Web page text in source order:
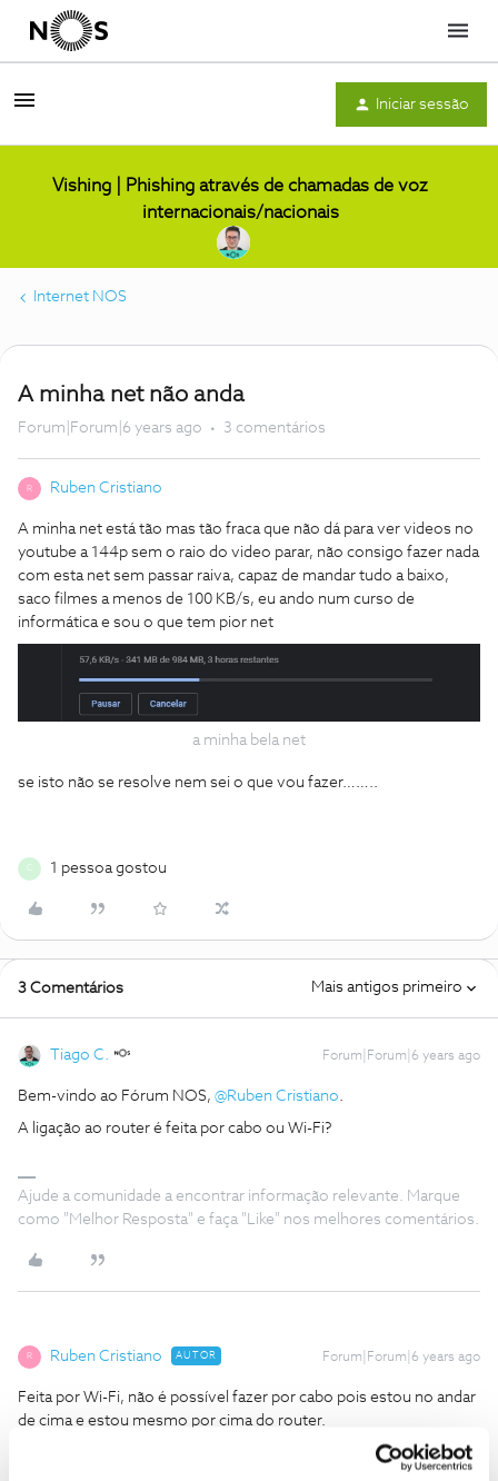
Menu
Iniciar sessão
Vishing | Phishing através de chamadas de voz
internacionais/nacionais
Internet NOS
A minha net não anda
Forum|Forum|6 years ago 3 comentários
R Ruben Cristiano
A minha net está tão mas tão fraca que não dá para ver videos no
youtube a 144p sem o raio do video parar, não consigo fazer nada
com esta net sem passar raiva, capaz de mandar tudo a baixo,
saco filmes a menos de 100 KB/s, eu ando num curso de
informática e sou o que tem pior net
a minha bela net
se isto não se resolve nem sei o que vou fazer……..
1 pessoa gostou
3 Comentários Mais antigos primeiro
Tiago C. Forum|Forum|6 years ago
Bem-vindo ao Fórum NOS, @Ruben Cristiano.
A ligação ao router é feita por cabo ou Wi-Fi?
Ajude a comunidade a encontrar informação relevante. Marque
como "Melhor Resposta" e faça "Like" nos melhores comentários.
R Ruben Cristiano AUTOR Forum|Forum|6 years ago
Feita por Wi-Fi, não é possível fazer por cabo pois estou no andar
de cima e estou mesmo por cima do router.